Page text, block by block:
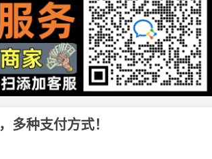
多种支付方式！